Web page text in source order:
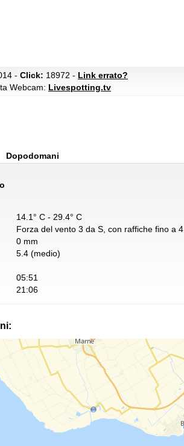
- Click: 18972 - Link errato?
Webcam: Livespotting.tv
Dopodomani
14.1° C - 29.4° C
Forza del vento 3 da S, con raffiche fino a 4
0 mm
5.4 (medio)
05:51
21:06